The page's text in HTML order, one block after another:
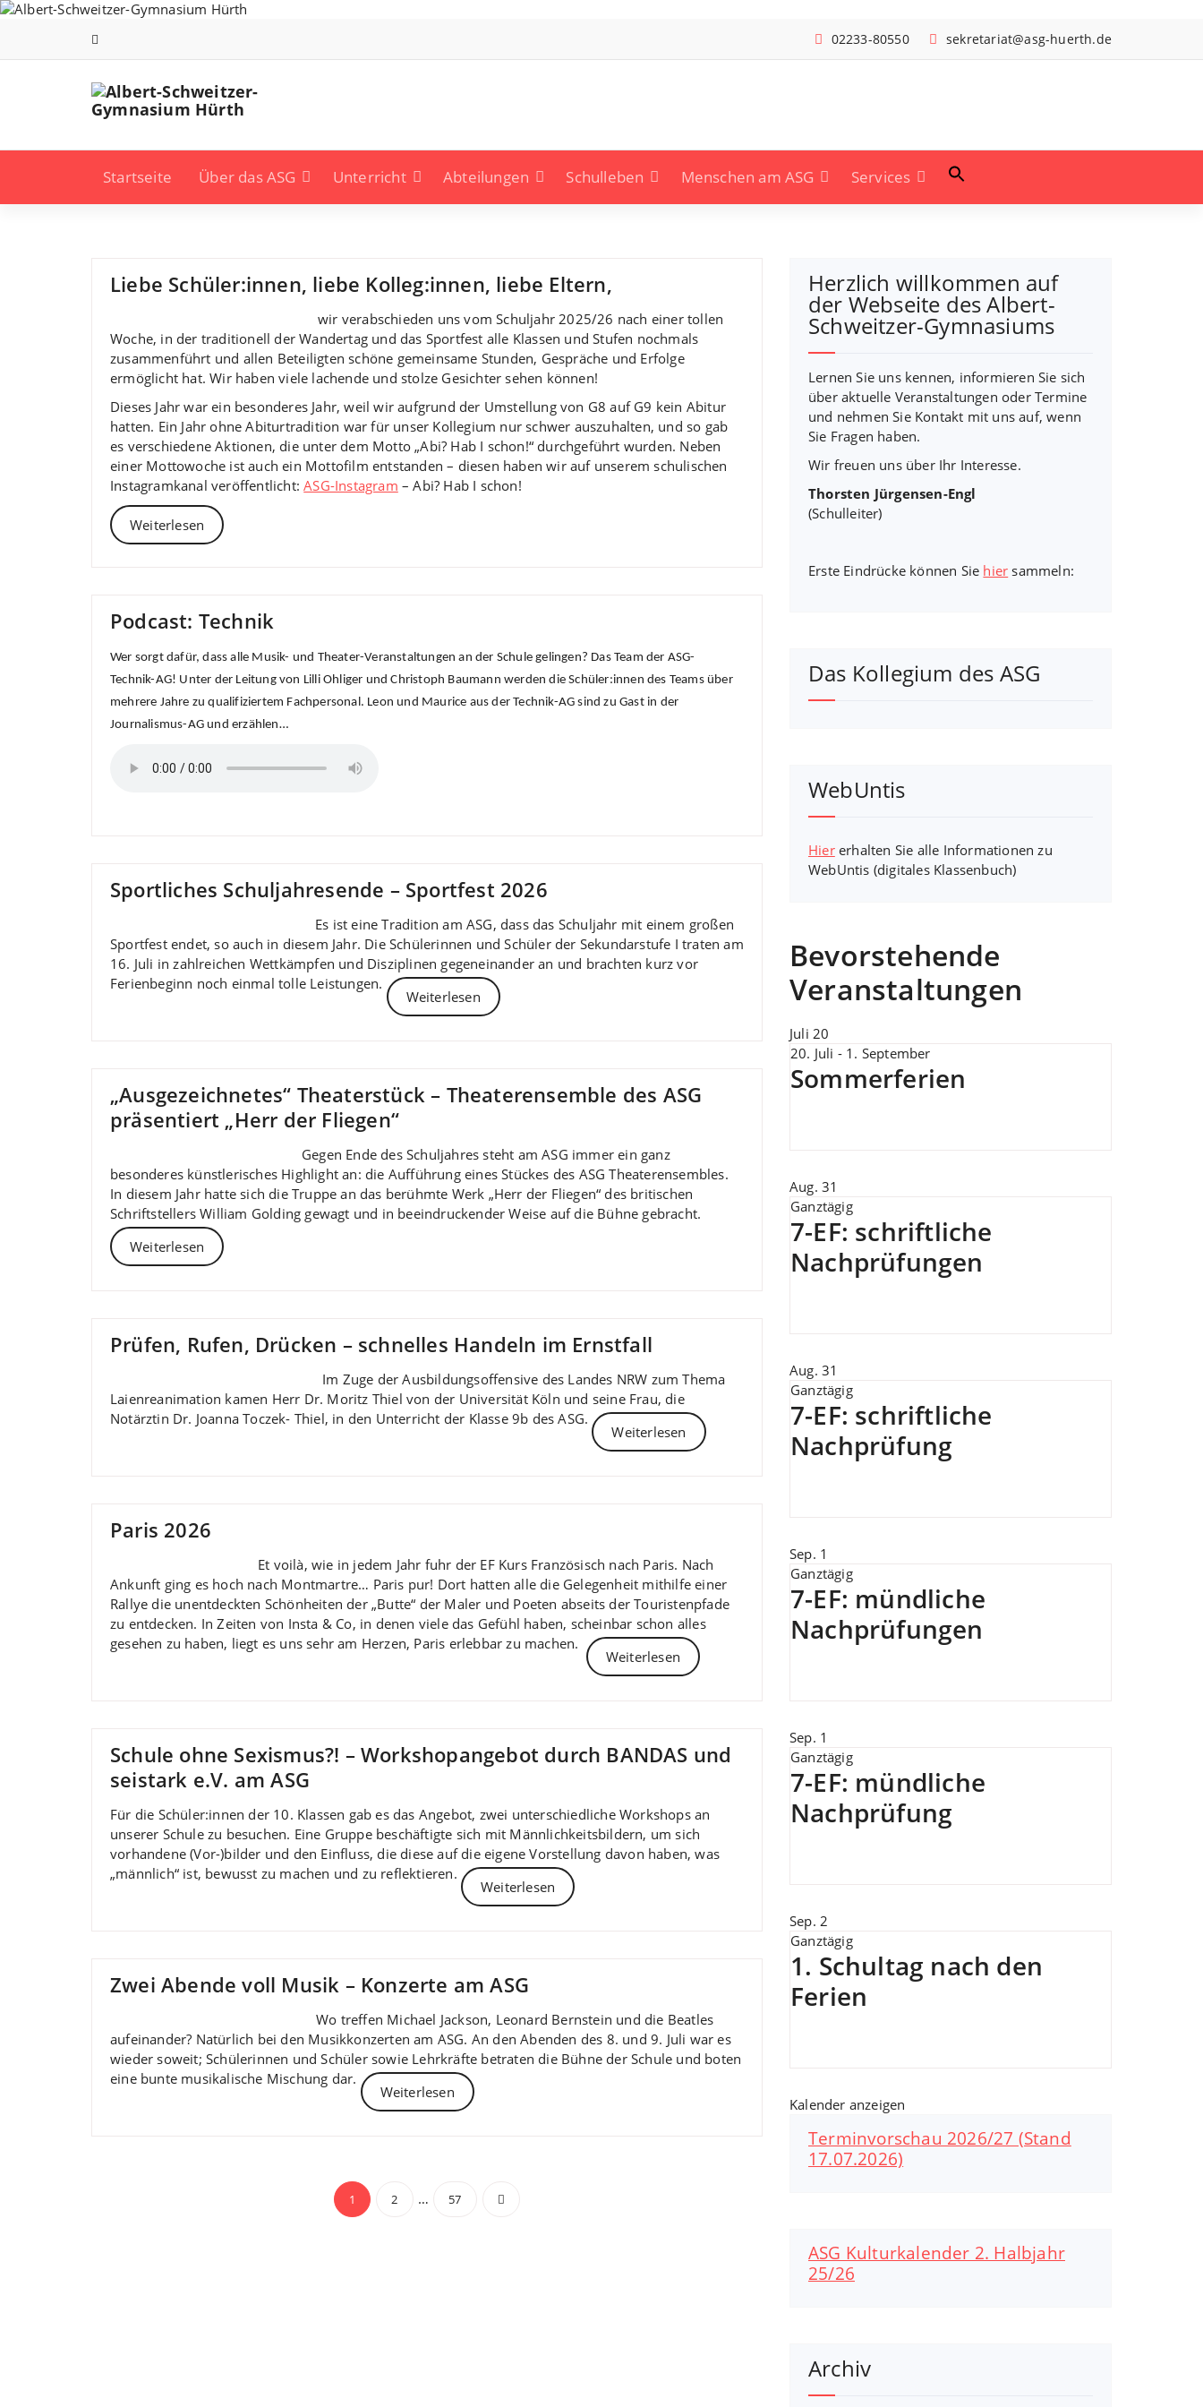
Zum
sekretariat@asg-huerth.de
02233-80550
Startseite Über das ASG Unterricht Abteilungen Schulleben Menschen am ASG Services
Liebe Schüler:innen, liebe Kolleg:innen, liebe Eltern,
wir verabschieden uns vom Schuljahr 2025/26 nach einer tollen
Woche, in der traditionell der Wandertag und das Sportfest alle Klassen und Stufen nochmals
zusammenführt und allen Beteiligten schöne gemeinsame Stunden, Gespräche und Erfolge
ermöglicht hat. Wir haben viele lachende und stolze Gesichter sehen können!
Dieses Jahr war ein besonderes Jahr, weil wir aufgrund der Umstellung von G8 auf G9 kein Abitur
hatten. Ein Jahr ohne Abiturtradition war für unser Kollegium nur schwer auszuhalten, und so gab
es verschiedene Aktionen, die unter dem Motto „Abi? Hab I schon!“ durchgeführt wurden. Neben
einer Mottowoche ist auch ein Mottofilm entstanden – diesen haben wir auf unserem schulischen
Instagramkanal veröffentlicht:ASG-Instagram – Abi? Hab I schon!
Weiterlesen
Podcast: Technik
Wer sorgt dafür, dass alle Musik- und Theater-Veranstaltungen an der Schule gelingen? Das Team der ASG-
Technik-AG! Unter der Leitung von Lilli Ohliger und Christoph Baumann werden die Schüler:innen des Teams über
mehrere Jahre zu qualifiziertem Fachpersonal. Leon und Maurice aus der Technik-AG sind zu Gast in der
Journalismus-AG und erzählen…
Sportliches Schuljahresende – Sportfest 2026
Es ist eine Tradition am ASG, dass das Schuljahr mit einem großen
Sportfest endet, so auch in diesem Jahr. Die Schülerinnen und Schüler der Sekundarstufe I traten am
16. Juli in zahlreichen Wettkämpfen und Disziplinen gegeneinander an und brachten kurz vor
Ferienbeginn noch einmal tolle Leistungen.
Weiterlesen
„Ausgezeichnetes“ Theaterstück – Theaterensemble des ASG
präsentiert „Herr der Fliegen“
Gegen Ende des Schuljahres steht am ASG immer ein ganz
besonderes künstlerisches Highlight an: die Aufführung eines Stückes des ASG Theaterensembles.
In diesem Jahr hatte sich die Truppe an das berühmte Werk „Herr der Fliegen“ des britischen
Schriftstellers William Golding gewagt und in beeindruckender Weise auf die Bühne gebracht.
Weiterlesen
Prüfen, Rufen, Drücken – schnelles Handeln im Ernstfall
Im Zuge der Ausbildungsoffensive des Landes NRW zum Thema
Laienreanimation kamen Herr Dr. Moritz Thiel von der Universität Köln und seine Frau, die
Notärztin Dr. Joanna Toczek- Thiel, in den Unterricht der Klasse 9b des ASG.
Weiterlesen
Paris 2026
Et voilà, wie in jedem Jahr fuhr der EF Kurs Französisch nach Paris. Nach
Ankunft ging es hoch nach Montmartre… Paris pur! Dort hatten alle die Gelegenheit mithilfe einer
Rallye die unentdeckten Schönheiten der „Butte“ der Maler und Poeten abseits der Touristenpfade
zu entdecken. In Zeiten von Insta & Co, in denen viele das Gefühl haben, scheinbar schon alles
gesehen zu haben, liegt es uns sehr am Herzen, Paris erlebbar zu machen.
Weiterlesen
Schule ohne Sexismus?! – Workshopangebot durch BANDAS und
seistark e.V. am ASG
Für die Schüler:innen der 10. Klassen gab es das Angebot, zwei unterschiedliche Workshops an
unserer Schule zu besuchen. Eine Gruppe beschäftigte sich mit Männlichkeitsbildern, um sich
vorhandene (Vor-)bilder und den Einfluss, die diese auf die eigene Vorstellung davon haben, was
„männlich“ ist, bewusst zu machen und zu reflektieren.
Weiterlesen
Zwei Abende voll Musik – Konzerte am ASG
Wo treffen Michael Jackson, Leonard Bernstein und die Beatles
aufeinander? Natürlich bei den Musikkonzerten am ASG. An den Abenden des 8. und 9. Juli war es
wieder soweit; Schülerinnen und Schüler sowie Lehrkräfte betraten die Bühne der Schule und boten
eine bunte musikalische Mischung dar.
Weiterlesen
Beitragsnavigation
1 2 … 57
Herzlich willkommen auf
der Webseite des Albert-
Schweitzer-Gymnasiums
Lernen Sie uns kennen, informieren Sie sich
über aktuelle Veranstaltungen oder Termine
und nehmen Sie Kontakt mit uns auf, wenn
Sie Fragen haben.
Wir freuen uns über Ihr Interesse.
Thorsten Jürgensen-Engl
(Schulleiter)
Erste Eindrücke können Sie hier sammeln:
Das Kollegium des ASG
WebUntis
Hiererhalten Sie alle Informationen zu
WebUntis (digitales Klassenbuch)
Bevorstehende
Veranstaltungen
Juli 20
20. Juli - 1. September
Sommerferien
Aug. 31
Ganztägig
7-EF: schriftliche
Nachprüfungen
Aug. 31
Ganztägig
7-EF: schriftliche
Nachprüfung
Sep. 1
Ganztägig
7-EF: mündliche
Nachprüfungen
Sep. 1
Ganztägig
7-EF: mündliche
Nachprüfung
Sep. 2
Ganztägig
1. Schultag nach den
Ferien
Kalender anzeigen
Terminvorschau 2026/27 (Stand
17.07.2026)
ASG Kulturkalender 2. Halbjahr
25/26
Archiv